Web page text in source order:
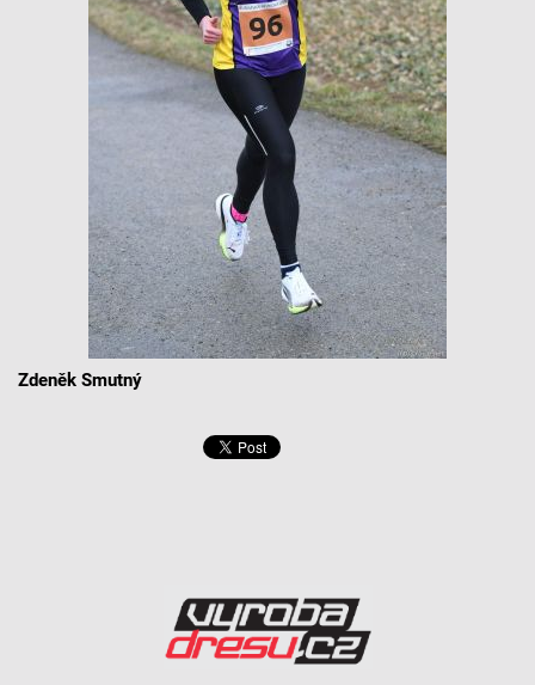
Zdeněk Smutný